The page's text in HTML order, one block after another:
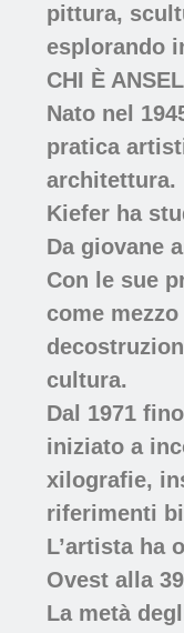
pittura,
esplorando
CHI È
Nato nel
pratica
architettura.
Kiefer ha
Da giovane
Con le sue
come
cultura.
Dal 1971
iniziato a
xilografie,
riferimenti
L’artista ha
Ovest alla
La metà